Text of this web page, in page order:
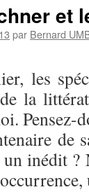
et
par Bernard
les
la
de
inédit ?